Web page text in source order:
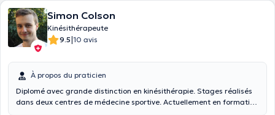
Simon Colson
Kinésithérapeute
9.5|10 avis
À propos du praticien
Diplomé avec grande distinction en kinésithérapie. Stages réalisés
dans deux centres de médecine sportive. Actuellement en formation